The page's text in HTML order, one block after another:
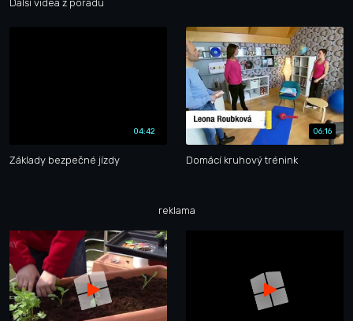
Další videa z pořadu
04:42
Základy bezpečné jízdy
06:16
Domácí kruhový trénink
reklama